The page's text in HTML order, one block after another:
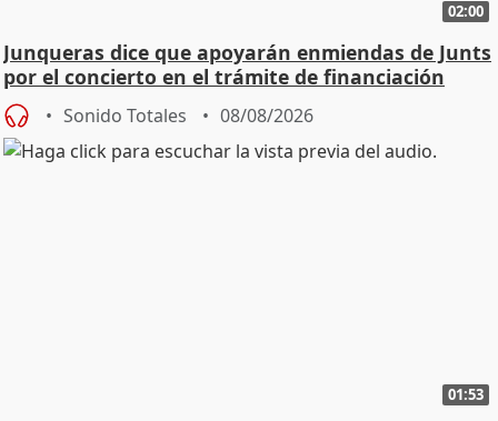
02:00
Junqueras dice que apoyarán enmiendas de Junts
por el concierto en el trámite de financiación
Sonido Totales 08/08/2026
01:53